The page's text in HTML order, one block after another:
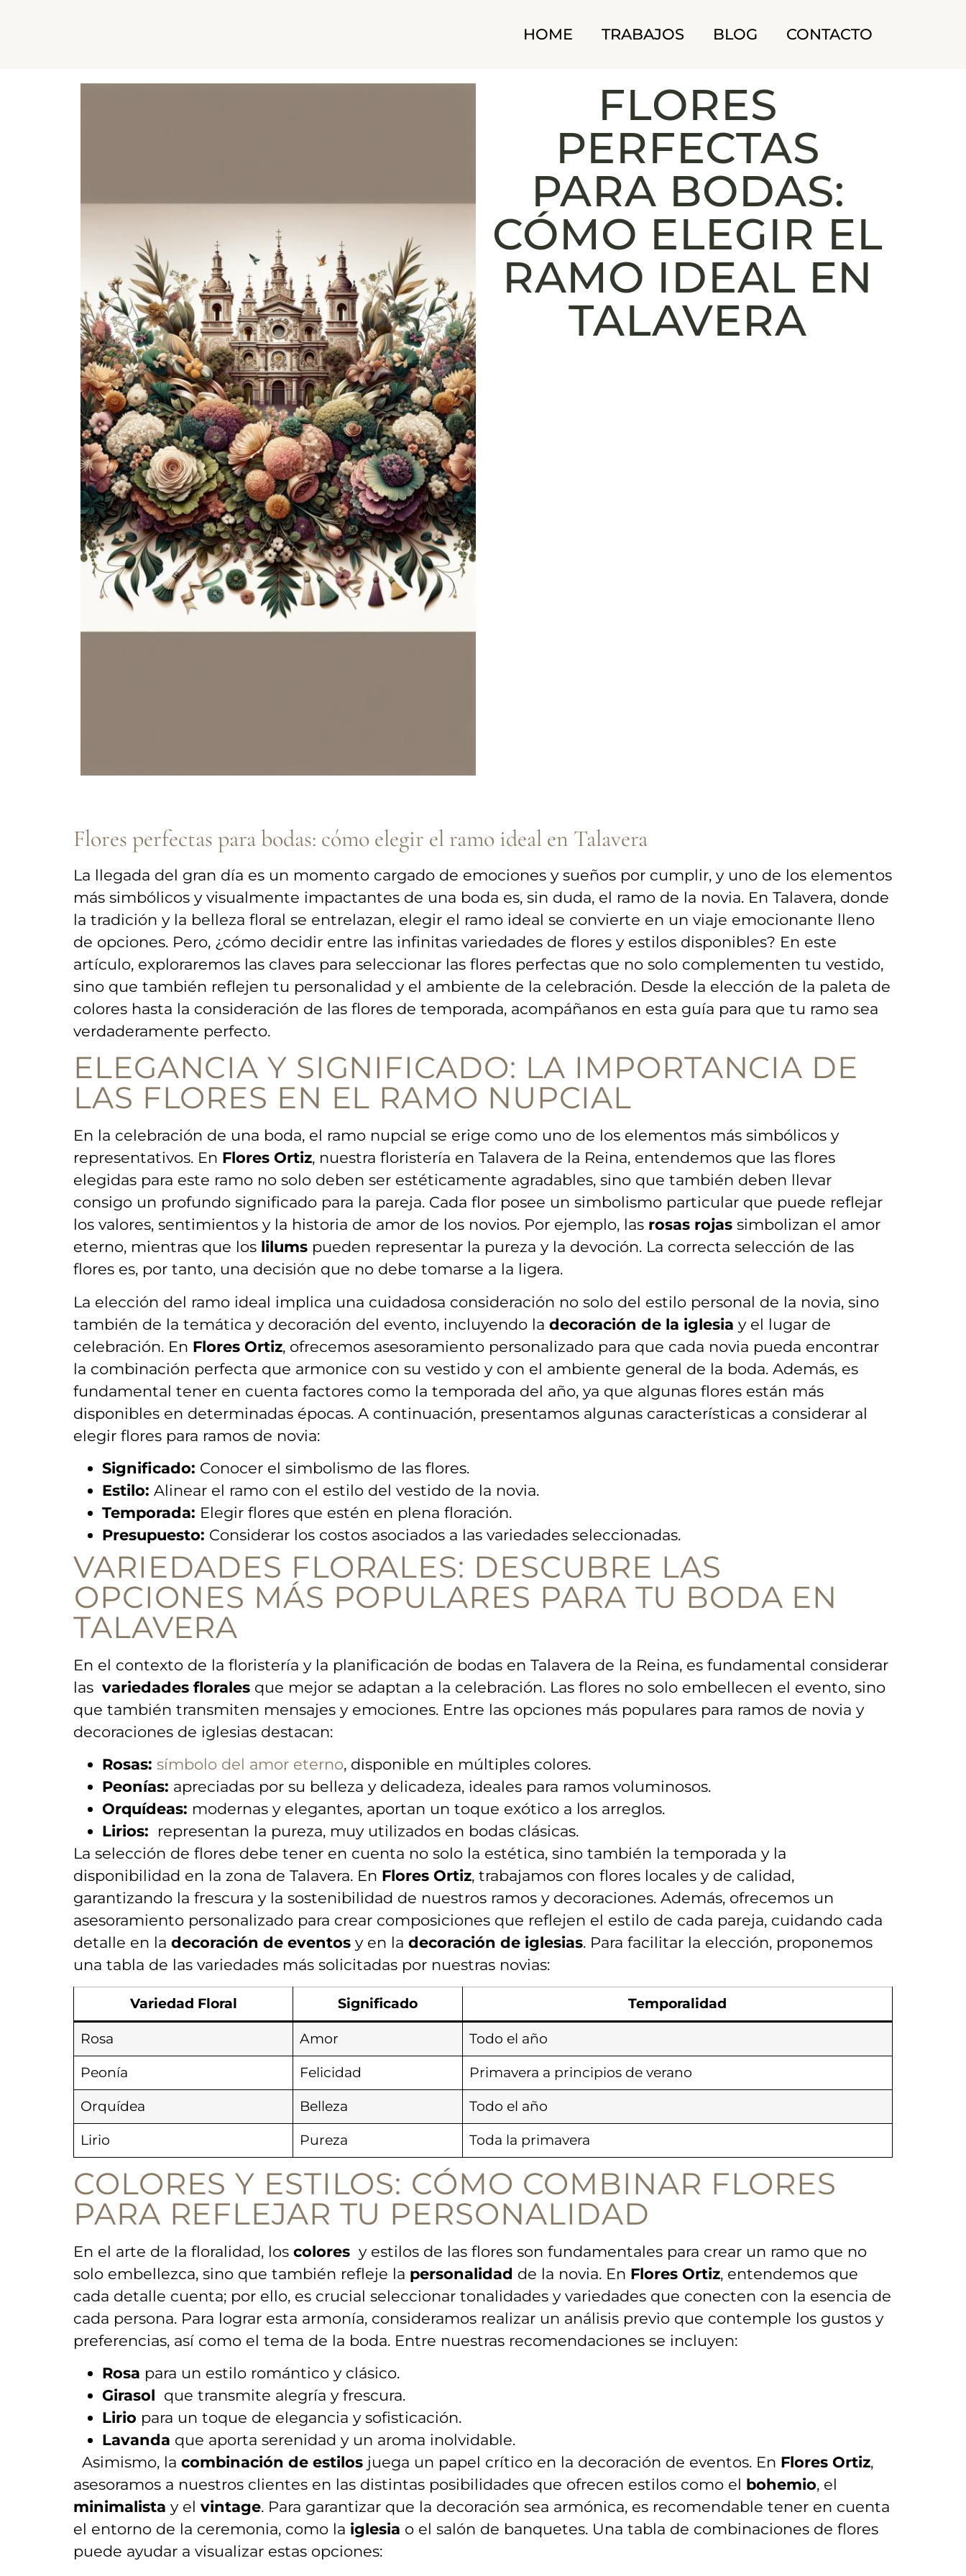
HOME TRABAJOS BLOG CONTACTO
FLORES
PERFECTAS
PARA BODAS:
CÓMO ELEGIR EL
RAMO IDEAL EN
TALAVERA
Flores perfectas para bodas: cómo elegir el⁢ ramo ideal en Talavera
La llegada del gran día es ⁤un‌ momento cargado de emociones‌ y sueños por cumplir, ​y uno‌ de‌ los ‌elementos
más simbólicos y visualmente impactantes de una boda es, sin duda, el ramo de ⁤la novia. En ‌Talavera, donde
​la tradición y ⁢la​ belleza floral se entrelazan, elegir el ramo ideal se convierte en un​ viaje⁣ emocionante lleno
de opciones. Pero, ¿cómo decidir entre las infinitas variedades de flores‍ y estilos disponibles? En este
artículo, exploraremos ‍las claves ‌para seleccionar las flores perfectas ⁢que no solo complementen tu vestido,
sino que también⁢ reflejen⁤ tu‍ personalidad‍ y ⁤el ambiente de⁢ la celebración. Desde la ​elección⁢ de la paleta de
colores hasta la consideración de las flores de temporada, acompáñanos en esta guía para que tu ramo sea
verdaderamente perfecto.
ELEGANCIA Y SIGNIFICADO:​ LA IMPORTANCIA DE
LAS ‍FLORES EN EL RAMO NUPCIAL
En la celebración ⁣de una​ boda, ⁤el ramo nupcial se erige como uno de los elementos más simbólicos y‍
representativos. En Flores Ortiz, ‌nuestra floristería en Talavera de ⁢la Reina, entendemos que ​las flores
elegidas para este ramo no solo deben ser estéticamente agradables, sino que también deben llevar
consigo⁢ un profundo ⁢significado​ para la pareja. Cada flor posee un simbolismo particular que ⁣puede reflejar
los valores, sentimientos y la historia de amor de los novios. Por ejemplo, las rosas rojas simbolizan ⁢el amor
eterno, mientras que los lilums pueden⁣ representar la pureza y la devoción. La correcta selección ⁢de​ las⁢
flores es, por tanto, una decisión que no debe tomarse a la ligera.
La elección del ramo ideal implica⁢ una cuidadosa consideración‍ no solo del estilo ⁢personal de la ⁤novia, sino
también de ‍la temática y decoración​ del evento, incluyendo la⁣ decoración de la iglesia y el lugar de
⁢celebración. En Flores Ortiz, ofrecemos‌ asesoramiento personalizado para que cada novia pueda encontrar
la combinación perfecta que armonice con su vestido y​ con el ​ambiente ‍general de la ⁢boda. Además, es
fundamental tener en cuenta factores como ​la ​temporada del año, ya que algunas flores están más
disponibles​ en determinadas épocas. A continuación, presentamos algunas ‌características a‍ considerar ⁤al
elegir⁢ flores para ramos de⁣ novia:
Significado: ‌Conocer el simbolismo de las flores.
Estilo: ⁢Alinear el ramo con el estilo del vestido de ‍la novia.
Temporada: Elegir flores que estén en plena floración.
Presupuesto: Considerar los costos asociados a‍ las⁣ variedades seleccionadas.
VARIEDADES FLORALES: ‌DESCUBRE LAS
⁤OPCIONES MÁS POPULARES PARA TU‍ BODA EN
TALAVERA
En​ el contexto de la floristería y‌ la planificación de bodas en Talavera⁢ de la Reina, es fundamental⁢ considerar
las ⁤ variedades florales que mejor se adaptan a la celebración. Las flores no solo embellecen el evento, sino ​
que también ⁢transmiten mensajes y emociones. ‌Entre las opciones ⁣más populares para ramos ⁢de novia y
decoraciones de iglesias⁢ destacan:
Rosas: símbolo del amor eterno, disponible en múltiples colores.
Peonías: apreciadas por ⁤su belleza ‍y delicadeza, ‌ideales para​ ramos voluminosos.
Orquídeas: ‌modernas y‍ elegantes, aportan un toque⁣ exótico ‍a los arreglos.
Lirios: ⁤ representan​ la pureza, muy utilizados en bodas​ clásicas.
La selección de flores debe tener en cuenta⁣ no solo la estética, sino también‍ la ⁤temporada y la
disponibilidad en la zona de Talavera. En Flores Ortiz,‍ trabajamos con flores locales y de calidad,‌
garantizando la frescura y la⁤ sostenibilidad de nuestros ‍ramos y ⁣decoraciones. Además, ofrecemos ⁢un
asesoramiento personalizado para crear⁢ composiciones que reflejen‌ el estilo ⁢de cada pareja, cuidando cada
detalle en‌ la decoración de⁣ eventos y ‍en la decoración​ de iglesias. Para‌ facilitar la elección, proponemos
una tabla de las variedades más solicitadas por nuestras novias:
Variedad Floral Significado Temporalidad
Rosa Amor Todo el año
Peonía Felicidad Primavera a principios de verano
Orquídea Belleza Todo el ‍año
Lirio Pureza Toda la primavera
COLORES Y ESTILOS:⁢ CÓMO COMBINAR FLORES
PARA REFLEJAR TU PERSONALIDAD
⁣En el arte de la ​floralidad, los colores ‌ y estilos ‌de las flores⁤ son fundamentales para⁣ crear ‍un ramo que no
solo embellezca, sino que ⁢también refleje la personalidad de ⁢la novia.⁤ En Flores Ortiz, entendemos que
cada detalle cuenta; por‍ ello, es crucial seleccionar tonalidades y‌ variedades que conecten⁣ con la esencia de⁣
cada persona. Para lograr esta armonía, consideramos realizar un análisis previo que contemple los‍ gustos y‌
preferencias,⁣ así como el tema de la boda. Entre⁢ nuestras recomendaciones se⁣ incluyen:
Rosa para un estilo romántico y​ clásico.
Girasol ⁤ que transmite alegría y frescura.
Lirio para un toque de elegancia⁢ y sofisticación.
Lavanda que ‌aporta⁢ serenidad y​ un aroma inolvidable.
⁣ ⁤ Asimismo, la combinación de estilos juega un papel crítico en la decoración de eventos. En Flores ⁤Ortiz,⁣
asesoramos⁣ a nuestros clientes en las distintas posibilidades que ofrecen estilos como el‌ bohemio, ⁢el
minimalista ⁣y el vintage. Para garantizar que la ‌decoración sea armónica, es recomendable tener en ‍cuenta
el entorno de ⁤la ceremonia, como ⁢la iglesia o el salón de banquetes. Una tabla de combinaciones de ‌flores
puede⁢ ayudar ‌a visualizar estas opciones: